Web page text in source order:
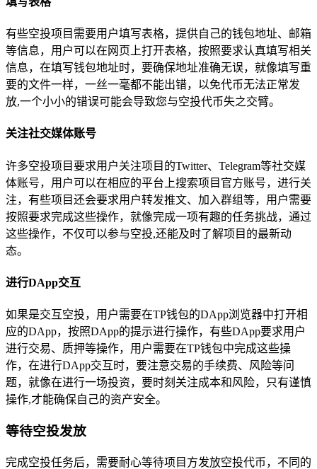
有些空投项目需要用户填写表格，提供自己的钱包地址、邮箱
等信息，用户可以在网页上打开表格，按照要求认真填写相关
信息，在填写钱包地址时，要确保地址准确无误，就像填写重
要的文件一样，一丝一毫都不能出错，以免代币无法正常发
放,一个小小的错误可能会导致您与空投代币失之交臂。
关注社交媒体账号
许多空投项目要求用户关注项目的Twitter、Telegram等社交媒
体账号，用户可以在相应的平台上搜索项目官方账号，进行关
注，有些项目还会要求用户转发推文、加入群组等，用户需要
按照要求完成这些操作，就像完成一项有趣的任务挑战，通过
这些操作，不仅可以参与空投,还能及时了解项目的最新动
态。
进行DApp交互
如果是交互空投，用户需要在TP钱包的DApp浏览器中打开相
应的DApp，按照DApp的提示进行操作，有些DApp要求用户
进行交易、质押等操作，用户需要在TP钱包中完成这些操
作，在进行DApp交互时，要注意交易的手续费、风险等问
题，就像在进行一场投资，要时刻关注成本和风险，只有谨慎
操作,才能确保自己的资产安全。
等待空投发放
完成空投任务后，需要耐心等待项目方发放空投代币，不同的